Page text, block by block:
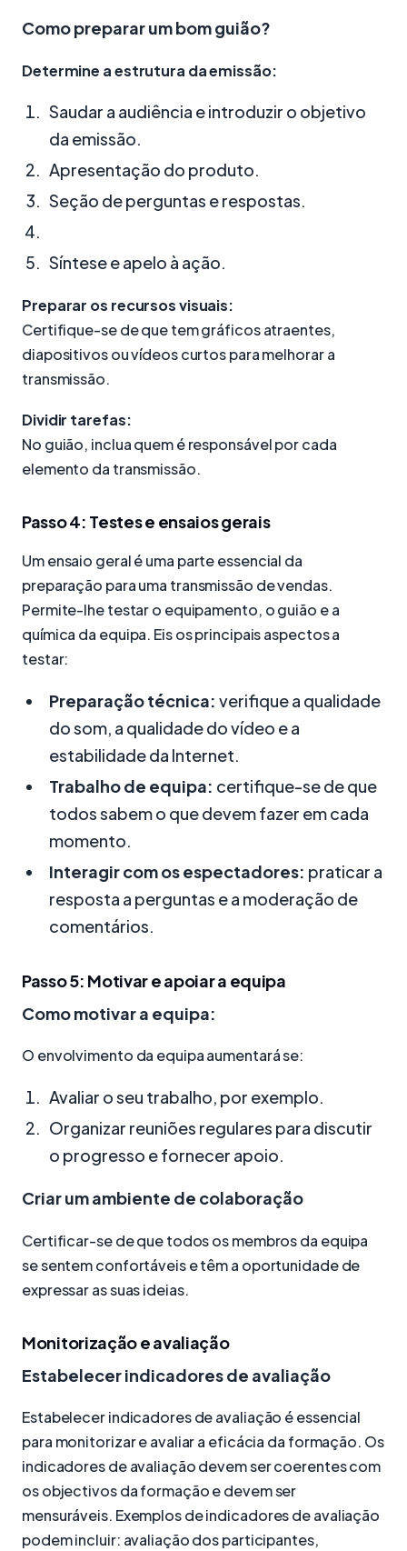
Como preparar um bom guião?
Determine a estrutura da emissão:
Saudar a audiência e introduzir o objetivo
da emissão.
Apresentação do produto.
Seção de perguntas e respostas.
Síntese e apelo à ação.
Preparar os recursos visuais:
Certifique-se de que tem gráficos atraentes,
diapositivos ou vídeos curtos para melhorar a
transmissão.
Dividir tarefas:
No guião, inclua quem é responsável por cada
elemento da transmissão.
Passo 4: Testes e ensaios gerais
Um ensaio geral é uma parte essencial da
preparação para uma transmissão de vendas.
Permite-lhe testar o equipamento, o guião e a
química da equipa. Eis os principais aspectos a
testar:
Preparação técnica: verifique a qualidade
do som, a qualidade do vídeo e a
estabilidade da Internet.
Trabalho de equipa: certifique-se de que
todos sabem o que devem fazer em cada
momento.
Interagir com os espectadores: praticar a
resposta a perguntas e a moderação de
comentários.
Passo 5: Motivar e apoiar a equipa
Como motivar a equipa:
O envolvimento da equipa aumentará se:
Avaliar o seu trabalho, por exemplo.
Organizar reuniões regulares para discutir
o progresso e fornecer apoio.
Criar um ambiente de colaboração
Certificar-se de que todos os membros da equipa
se sentem confortáveis e têm a oportunidade de
expressar as suas ideias.
Monitorização e avaliação
Estabelecer indicadores de avaliação
Estabelecer indicadores de avaliação é essencial
para monitorizar e avaliar a eficácia da formação. Os
indicadores de avaliação devem ser coerentes com
os objectivos da formação e devem ser
mensuráveis. Exemplos de indicadores de avaliação
podem incluir: avaliação dos participantes,